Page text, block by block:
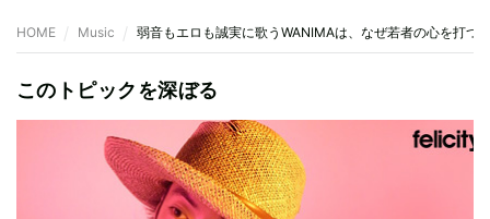
HOME Music 弱音もエロも誠実に歌うWANIMAは、なぜ若者の心を打つ
このトピックを深ぼる